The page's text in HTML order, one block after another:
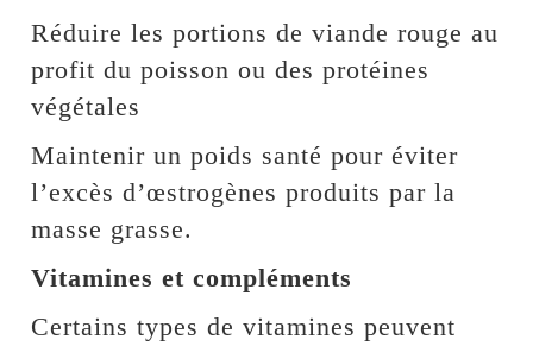
Réduire les portions de viande rouge au
profit du poisson ou des protéines
végétales
Maintenir un poids santé pour éviter
l’excès d’œstrogènes produits par la
masse grasse.
Vitamines et compléments
Certains types de vitamines peuvent